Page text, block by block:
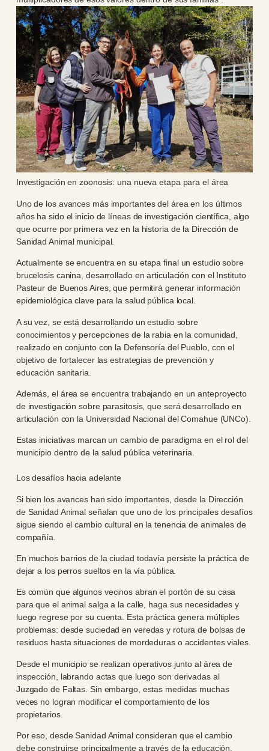
Investigación en zoonosis: una nueva etapa para el área
Uno de los avances más importantes del área en los últimos
años ha sido el inicio de líneas de investigación científica, algo
que ocurre por primera vez en la historia de la Dirección de
Sanidad Animal municipal.
Actualmente se encuentra en su etapa final un estudio sobre
brucelosis canina, desarrollado en articulación con el Instituto
Pasteur de Buenos Aires, que permitirá generar información
epidemiológica clave para la salud pública local.
A su vez, se está desarrollando un estudio sobre
conocimientos y percepciones de la rabia en la comunidad,
realizado en conjunto con la Defensoría del Pueblo, con el
objetivo de fortalecer las estrategias de prevención y
educación sanitaria.
Además, el área se encuentra trabajando en un anteproyecto
de investigación sobre parasitosis, que será desarrollado en
articulación con la Universidad Nacional del Comahue (UNCo).
Estas iniciativas marcan un cambio de paradigma en el rol del
municipio dentro de la salud pública veterinaria.
Los desafíos hacia adelante
Si bien los avances han sido importantes, desde la Dirección
de Sanidad Animal señalan que uno de los principales desafíos
sigue siendo el cambio cultural en la tenencia de animales de
compañía.
En muchos barrios de la ciudad todavía persiste la práctica de
dejar a los perros sueltos en la vía pública.
Es común que algunos vecinos abran el portón de su casa
para que el animal salga a la calle, haga sus necesidades y
luego regrese por su cuenta. Esta práctica genera múltiples
problemas: desde suciedad en veredas y rotura de bolsas de
residuos hasta situaciones de mordeduras o accidentes viales.
Desde el municipio se realizan operativos junto al área de
inspección, labrando actas que luego son derivadas al
Juzgado de Faltas. Sin embargo, estas medidas muchas
veces no logran modificar el comportamiento de los
propietarios.
Por eso, desde Sanidad Animal consideran que el cambio
debe construirse principalmente a través de la educación.